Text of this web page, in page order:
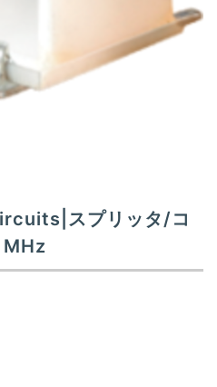
n
スプリッタ/コ